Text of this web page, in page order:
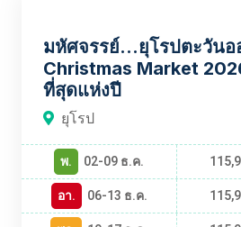
มหัศจรรย์...ยุโรปตะวันอ
Christmas Market
ที่สุดแห่งปี
ยุโรป
พ. 02-09 ธ.ค.
อา.
06-13 ธ.ค.